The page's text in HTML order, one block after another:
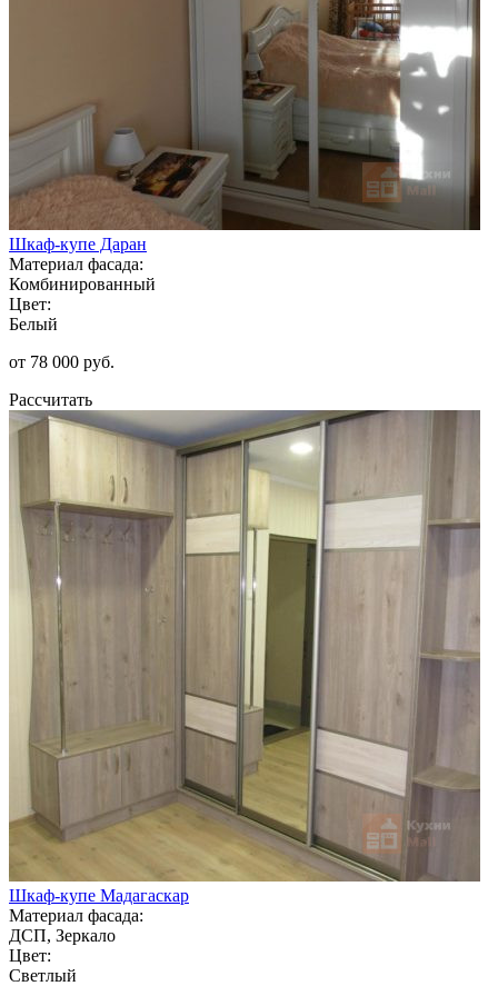
Шкаф-купе Даран
Материал фасада:
Комбинированный
Цвет:
Белый
от 78 000 руб.
Рассчитать
Шкаф-купе Мадагаскар
Материал фасада:
ДСП, Зеркало
Цвет:
Светлый